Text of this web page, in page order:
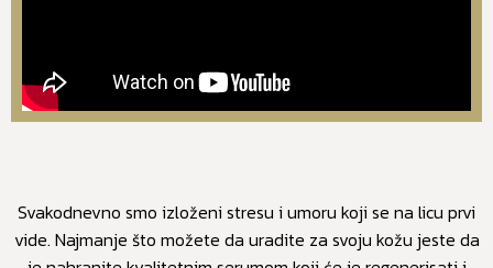
Svakodnevno smo izloženi stresu i umoru koji se na licu prvi
vide. Najmanje što možete da uradite za svoju kožu jeste da